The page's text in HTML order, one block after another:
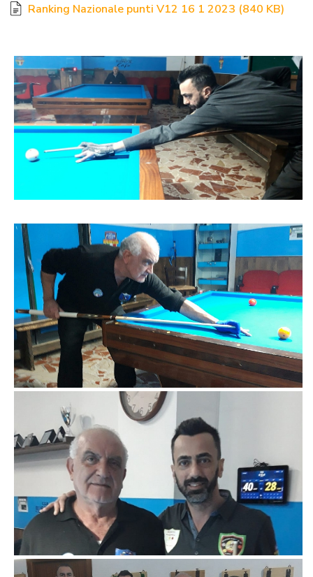
Ranking Nazionale punti V12 16 1 2023 (840 KB)